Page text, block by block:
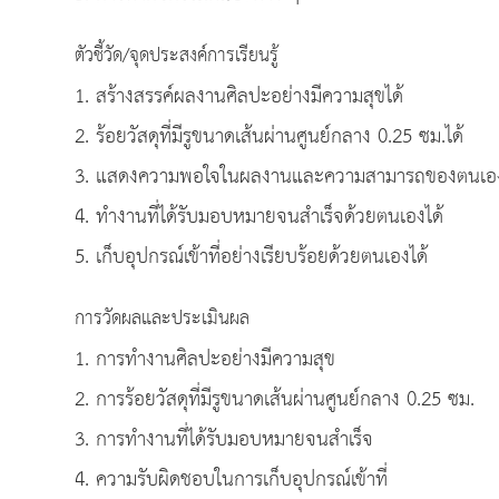
ตัวชี้วัด/จุดประสงค์การเรียนรู้
1. สร้างสรรค์ผลงานศิลปะอย่างมีความสุขได้
2. ร้อยวัสดุที่มีรูขนาดเส้นผ่านศูนย์กลาง 0.25 ซม.ได้
3. แสดงความพอใจในผลงานและความสามารถของตนเ
4. ทำงานที่ได้รับมอบหมายจนสำเร็จด้วยตนเองได้
5. เก็บอุปกรณ์เข้าที่อย่างเรียบร้อยด้วยตนเองได้
การวัดผลและประเมินผล
1. การทำงานศิลปะอย่างมีความสุข
2. การร้อยวัสดุที่มีรูขนาดเส้นผ่านศูนย์กลาง 0.25 ซม.
3. การทำงานที่ได้รับมอบหมายจนสำเร็จ
4. ความรับผิดชอบในการเก็บอุปกรณ์เข้าที่